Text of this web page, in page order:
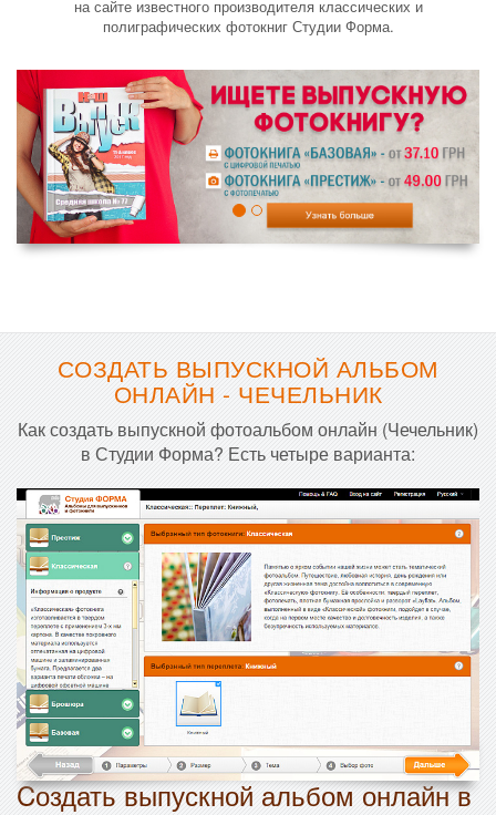
на сайте известного производителя классических и
полиграфических фотокниг Студии Форма.
СОЗДАТЬ ВЫПУСКНОЙ АЛЬБОМ
ОНЛАЙН - ЧЕЧЕЛЬНИК
Как создать выпускной фотоальбом онлайн (Чечельник)
в Студии Форма? Есть четыре варианта:
Cоздать выпускной альбом онлайн в